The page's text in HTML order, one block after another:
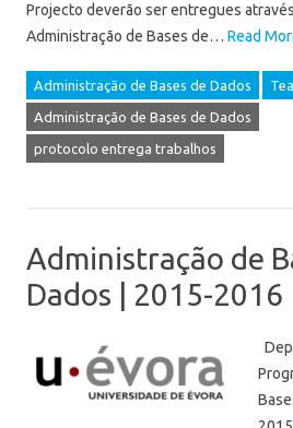
Projecto deverão ser entregues
Administração de Bases de… Read
Administração de Bases de Dados
Administração de Bases de Dados
protocolo entrega trabalhos
Administração de
Dados | 2015-2016